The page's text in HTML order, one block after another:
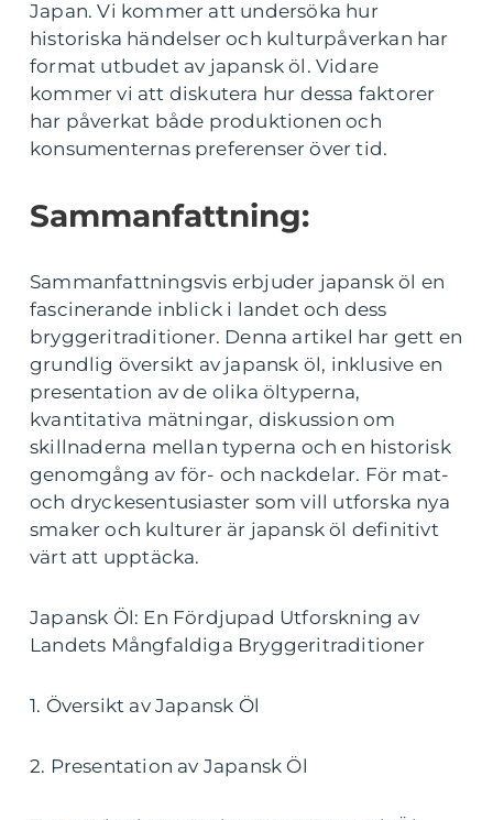
Japan. Vi kommer att undersöka hur
historiska händelser och kulturpåverkan har
format utbudet av japansk öl. Vidare
kommer vi att diskutera hur dessa faktorer
har påverkat både produktionen och
konsumenternas preferenser över tid.
Sammanfattning:
Sammanfattningsvis erbjuder japansk öl en
fascinerande inblick i landet och dess
bryggeritraditioner. Denna artikel har gett en
grundlig översikt av japansk öl, inklusive en
presentation av de olika öltyperna,
kvantitativa mätningar, diskussion om
skillnaderna mellan typerna och en historisk
genomgång av för- och nackdelar. För mat-
och dryckesentusiaster som vill utforska nya
smaker och kulturer är japansk öl definitivt
värt att upptäcka.
Japansk Öl: En Fördjupad Utforskning av
Landets Mångfaldiga Bryggeritraditioner
1. Översikt av Japansk Öl
2. Presentation av Japansk Öl